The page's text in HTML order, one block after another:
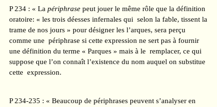
P 234 : « La périphrasepeut jouer le même rôle que la définition
oratoire: « les trois déesses infernales qui selon la fable, tissent la
trame de nos jours » pour désigner les l’arques, sera perçu
comme une périphrase si cette expression ne sert pas à fournir
une définition du terme « Parques » mais à le remplacer, ce qui
suppose que l’on connaît l’existence du nom auquel on substitue
cette expression.
P 234-235 : « Beaucoup de périphrases peuvent s’analyser en